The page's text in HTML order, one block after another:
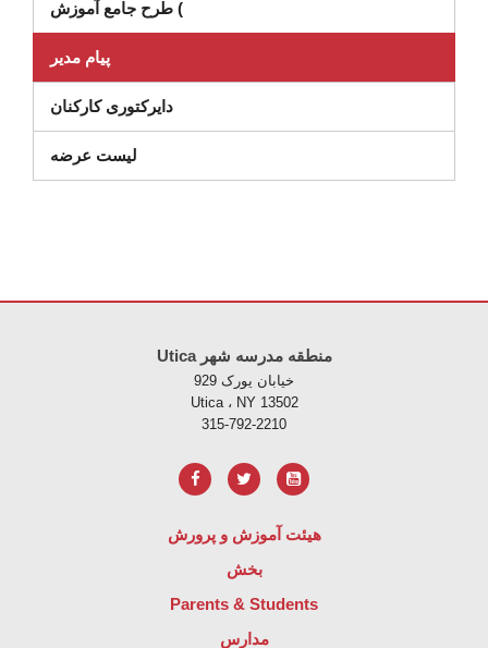
طرح جامع آموزش (
پیام مدیر
دایرکتوری کارکنان
لیست عرضه
Utica منطقه مدرسه شهر
خیابان یورک 929
Utica ، NY 13502
315-792-2210
هیئت آموزش و پرورش
بخش
Parents & Students
مدارس